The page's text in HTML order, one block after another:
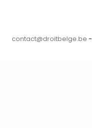
contact@droitbelge.be -